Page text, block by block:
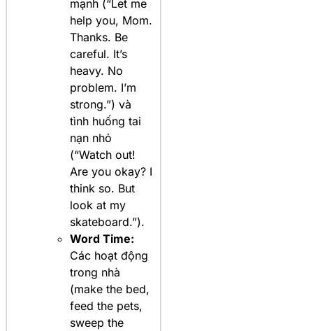
mạnh (“Let me
help you, Mom.
Thanks. Be
careful. It’s
heavy. No
problem. I’m
strong.”) và
tình huống tai
nạn nhỏ
(“Watch out!
Are you okay? I
think so. But
look at my
skateboard.”).
Word Time:
Các hoạt động
trong nhà
(make the bed,
feed the pets,
sweep the